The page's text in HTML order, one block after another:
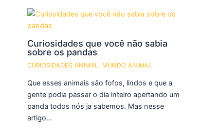
Curiosidades que você não sabia
sobre os pandas
CURIOSIDADES ANIMAL , MUNDO ANIMAL
Que esses animais são fofos, lindos e que a
gente podia passar o dia inteiro apertando um
panda todos nós ja sabemos. Mas nesse
artigo…